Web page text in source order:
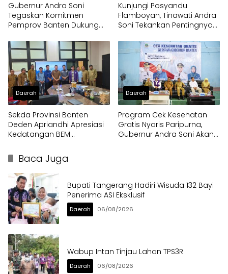
Gubernur Andra Soni
Tegaskan Komitmen
Pemprov Banten Dukung
Gratis
Kunjungi Posyandu
Flamboyan, Tinawati Andra
Soni Tekankan Pentingnya
Daerah
Sekda Provinsi Banten
Deden Apriandhi Apresiasi
Kedatangan BEM
Daerah
Program Cek Kesehatan
Gratis Nyaris Paripurna,
Gubernur Andra Soni Akan
Baca Juga
Bupati Tangerang Hadiri Wisuda 132 Bayi
Penerima ASI Eksklusif
Daerah 06/08/2026
Wabup Intan Tinjau Lahan TPS3R
Daerah 06/08/2026